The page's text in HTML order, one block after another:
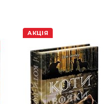
АКЦІЯ